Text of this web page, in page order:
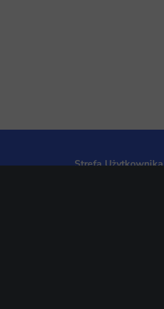
Strefa Użytkownika